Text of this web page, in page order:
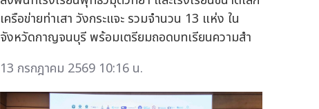
เครือข่ายท่าเสา วังกระแจะ รวมจำนวน 13 แห่ง ใน
จังหวัดกาญจนบุรี พร้อมเตรียมถอดบทเรียนความสำ
13 กรกฎาคม 2569 10:16 น.